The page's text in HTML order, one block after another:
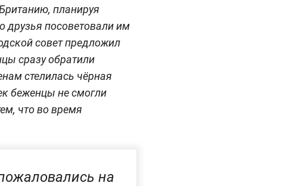
планируя
друзья посоветовали им
совет предложил
сразу обратили
стелилась чёрная
беженцы не смогли
что во время
на